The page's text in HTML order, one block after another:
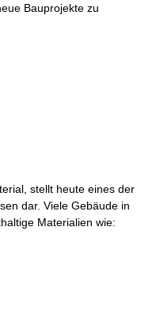
Bauprojekte zu
stellt heute eines der
dar. Viele Gebäude in
Materialien wie: